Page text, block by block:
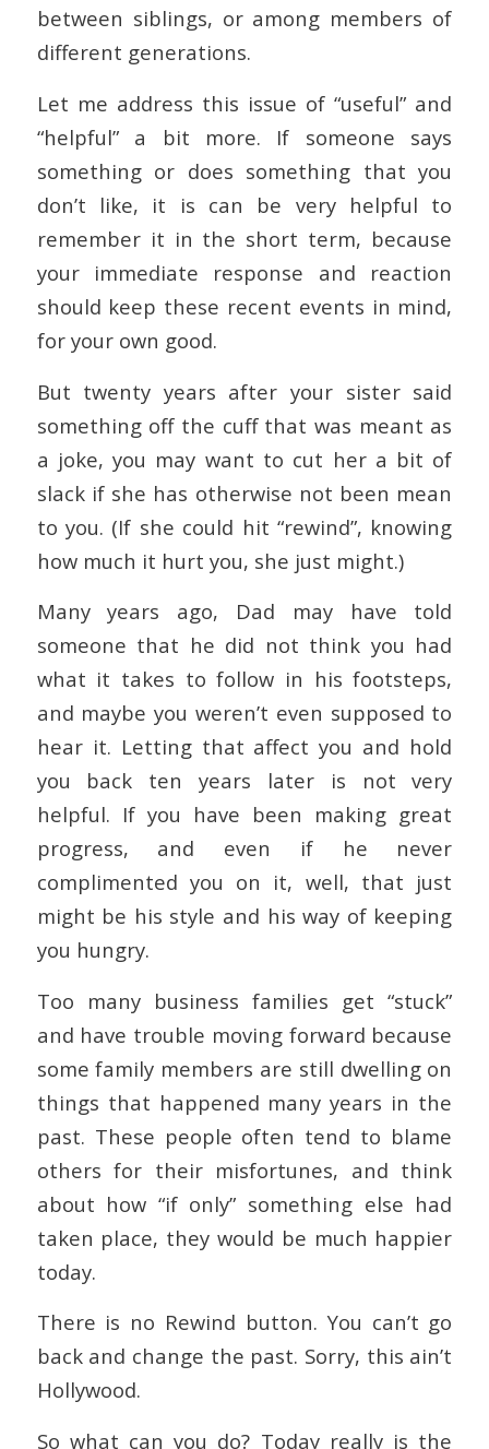
between siblings, or among members of
different generations.
Let me address this issue of “useful” and
“helpful” a bit more. If someone says
something or does something that you
don’t like, it is can be very helpful to
remember it in the short term, because
your immediate response and reaction
should keep these recent events in mind,
for your own good.
But twenty years after your sister said
something off the cuff that was meant as
a joke, you may want to cut her a bit of
slack if she has otherwise not been mean
to you. (If she could hit “rewind”, knowing
how much it hurt you, she just might.)
Many years ago, Dad may have told
someone that he did not think you had
what it takes to follow in his footsteps,
and maybe you weren’t even supposed to
hear it. Letting that affect you and hold
you back ten years later is not very
helpful. If you have been making great
progress, and even if he never
complimented you on it, well, that just
might be his style and his way of keeping
you hungry.
Too many business families get “stuck”
and have trouble moving forward because
some family members are still dwelling on
things that happened many years in the
past. These people often tend to blame
others for their misfortunes, and think
about how “if only” something else had
taken place, they would be much happier
today.
There is no Rewind button. You can’t go
back and change the past. Sorry, this ain’t
Hollywood.
So what can you do? Today really is the